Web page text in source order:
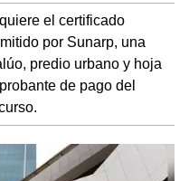
el certificado
por Sunarp, una
predio urbano y hoja
de pago del